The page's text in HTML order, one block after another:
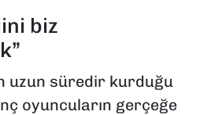
biz
uzun süredir kurduğu
oyuncuların gerçeğe